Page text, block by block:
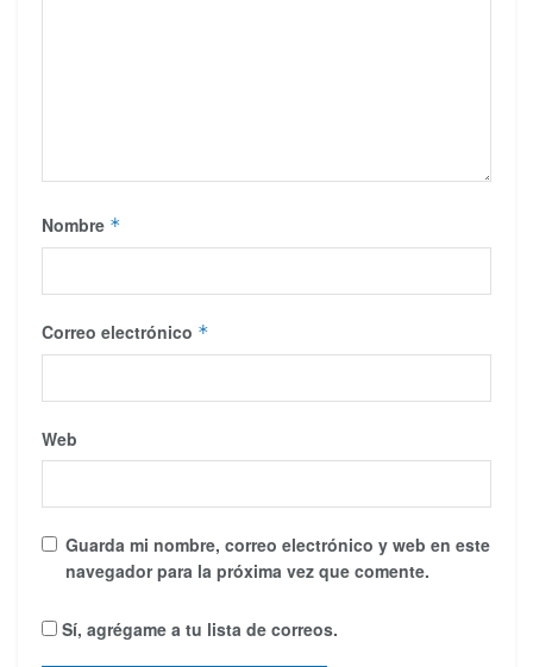
Nombre *
Correo electrónico *
Web
Guarda mi nombre, correo electrónico y web en este
navegador para la próxima vez que comente.
Sí, agrégame a tu lista de correos.